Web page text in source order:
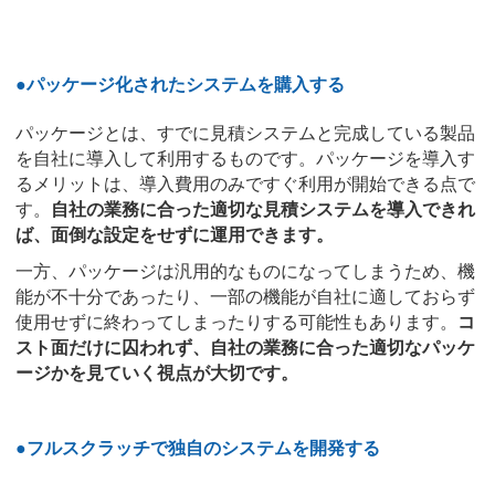
●パッケージ化されたシステムを購入する
パッケージとは、すでに見積システムと完成している製品
を自社に導入して利用するものです。パッケージを導入す
るメリットは、導入費用のみですぐ利用が開始できる点で
す。
自社の業務に合った適切な見積システムを導入できれ
ば、面倒な設定をせずに運用できます。
一方、パッケージは汎用的なものになってしまうため、機
能が不十分であったり、一部の機能が自社に適しておらず
使用せずに終わってしまったりする可能性もあります。
コ
スト面だけに囚われず、自社の業務に合った適切なパッケ
ージかを見ていく視点が大切です。
●フルスクラッチで独自のシステムを開発する